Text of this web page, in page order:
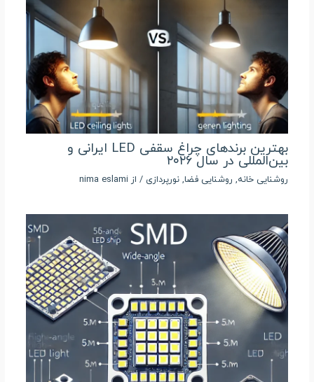
بهترین برندهای چراغ سقفی LED ایرانی و
بین‌المللی در سال ۲۰۲۶
روشنایی خانه, روشنایی فضا, نورپردازی / از nima eslami